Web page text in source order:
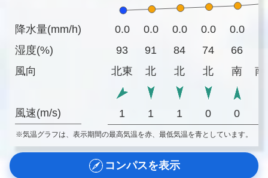
降水量(mm/h)
湿度(%)
風向
風速(m/s)
0.0 0.0 0.0 0.0 0.0
93
91 84 74 66
北東
北 北 北 南 南
1 1 1 0 0
※気温グラフは、表示期間の最高気温を赤、最低気温を青としています。
コンパスを表示